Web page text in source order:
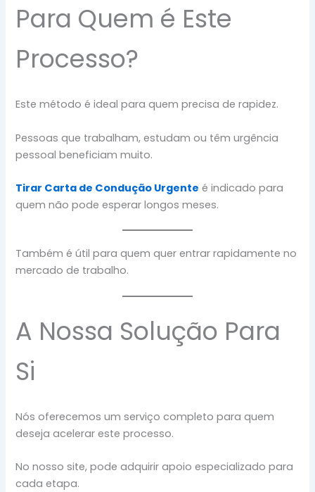
Para Quem é Este
Processo?
Este método é ideal para quem precisa de rapidez.
Pessoas que trabalham, estudam ou têm urgência
pessoal beneficiam muito.
Tirar Carta de Condução Urgente é indicado para
quem não pode esperar longos meses.
Também é útil para quem quer entrar rapidamente no
mercado de trabalho.
A Nossa Solução Para
Si
Nós oferecemos um serviço completo para quem
deseja acelerar este processo.
No nosso site, pode adquirir apoio especializado para
cada etapa.